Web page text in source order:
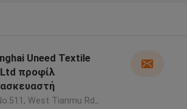
Uneed Textile
προφίλ
West Tianmu Rd.,